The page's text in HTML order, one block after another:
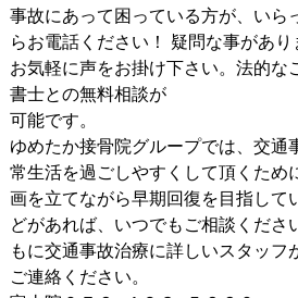
事故にあって困っている方が、いら
らお電話ください！ 疑問な事があ
お気軽に声をお掛け下さい。法的な
書士との無料相談が
可能です。
ゆめたか接骨院グループでは、交通
常生活を過ごしやすくして頂くため
画を立てながら早期回復を目指して
どがあれば、いつでもご相談くださ
もに交通事故治療に詳しいスタッフ
ご連絡ください。